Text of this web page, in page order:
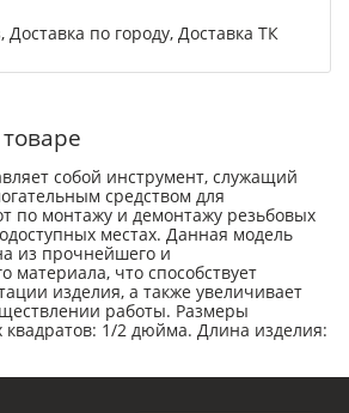
по городу, Доставка ТК
собой инструмент, служащий
средством для
по монтажу и демонтажу резьбовых
местах. Данная модель
из прочнейшего и
материала, что способствует
изделия, а также увеличивает
работы. Размеры
1/2 дюйма. Длина изделия: